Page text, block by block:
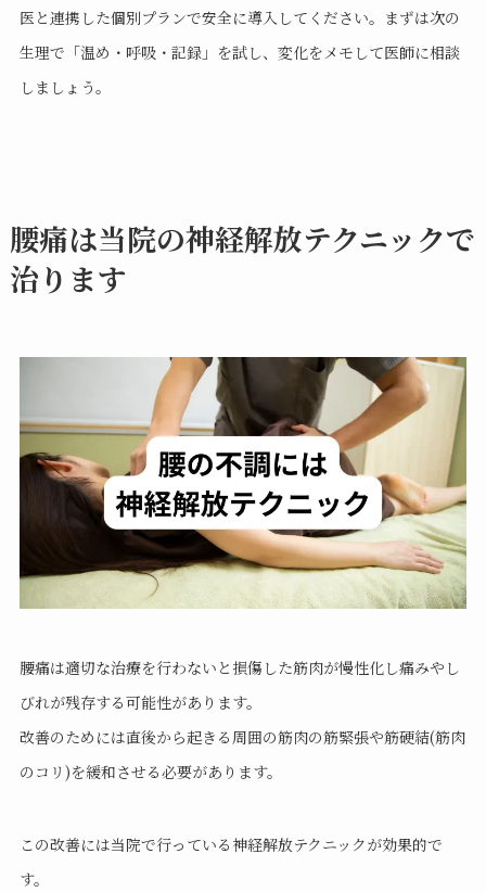
医と連携した個別プランで安全に導入してください。まずは次の
生理で「温め・呼吸・記録」を試し、変化をメモして医師に相談
しましょう。
腰痛は当院の神経解放テクニックで
治ります
腰痛は適切な治療を行わないと損傷した筋肉が慢性化し痛みやし
びれが残存する可能性があります。
改善のためには直後から起きる周囲の筋肉の筋緊張や筋硬結(筋肉
のコリ)を緩和させる必要があります。
この改善には当院で行っている神経解放テクニックが効果的で
す。